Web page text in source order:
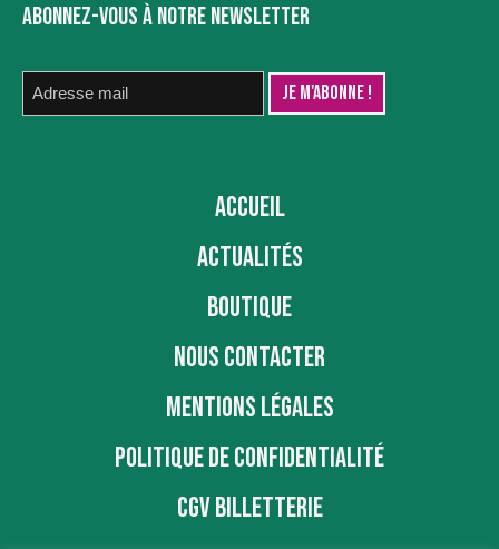
ABONNEZ-VOUS À NOTRE NEWSLETTER
ACCUEIL
ACTUALITÉS
BOUTIQUE
NOUS CONTACTER
MENTIONS LÉGALES
POLITIQUE DE CONFIDENTIALITÉ
CGV BILLETTERIE